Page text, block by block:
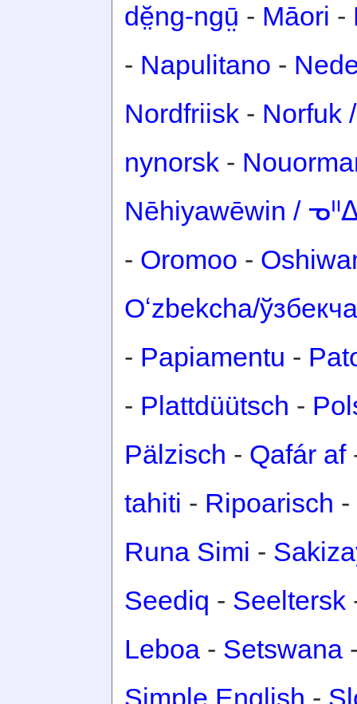
dĕ̤ng-ngṳ̄ - Māori -
- Napulitano -
Nordfriisk - Norfuk
nynorsk -
Nēhiyawēwin /
- Oromoo -
Oʻzbekcha/ўзбекча
- Papiamentu -
- Plattdüütsch -
Pälzisch - Qafár af
tahiti - Ripoarisch -
Runa Simi -
Seediq - Seeltersk
Leboa - Setswana
Simple English -